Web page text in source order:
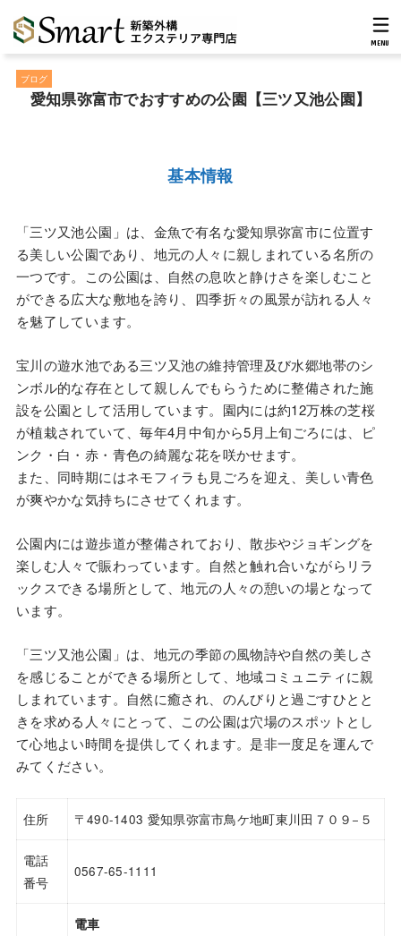
MENU
ブログ
愛知県弥富市でおすすめの公園【三ツ又池公園】
基本情報
「三ツ又池公園」は、金魚で有名な愛知県弥富市に位置す
る美しい公園であり、地元の人々に親しまれている名所の
一つです。この公園は、自然の息吹と静けさを楽しむこと
ができる広大な敷地を誇り、四季折々の風景が訪れる人々
を魅了しています。
宝川の遊水池である三ツ又池の維持管理及び水郷地帯のシ
ンボル的な存在として親しんでもらうために整備された施
設を公園として活用しています。園内には約12万株の芝桜
が植栽されていて、毎年4月中旬から5月上旬ごろには、ピ
ンク・白・赤・青色の綺麗な花を咲かせます。
また、同時期にはネモフィラも見ごろを迎え、美しい青色
が爽やかな気持ちにさせてくれます。
公園内には遊歩道が整備されており、散歩やジョギングを
楽しむ人々で賑わっています。自然と触れ合いながらリラ
ックスできる場所として、地元の人々の憩いの場となって
います。
「三ツ又池公園」は、地元の季節の風物詩や自然の美しさ
を感じることができる場所として、地域コミュニティに親
しまれています。自然に癒され、のんびりと過ごすひとと
きを求める人々にとって、この公園は穴場のスポットとし
て心地よい時間を提供してくれます。是非一度足を運んで
みてください。
住所 〒490-1403 愛知県弥富市鳥ケ地町東川田７０９−５
電話
番号
0567-65-1111
電車